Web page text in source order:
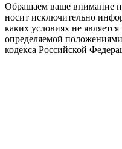
Обращаем ваше внимание
носит исключительно
каких условиях не
определяемой
кодекса Российской